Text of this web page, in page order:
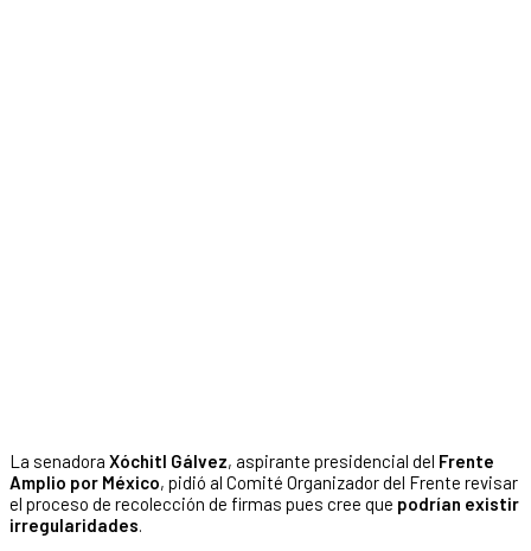
La senadora Xóchitl Gálvez, aspirante presidencial del Frente
Amplio por México, pidió al Comité Organizador del Frente revisar
el proceso de recolección de firmas pues cree que podrían existir
irregularidades.